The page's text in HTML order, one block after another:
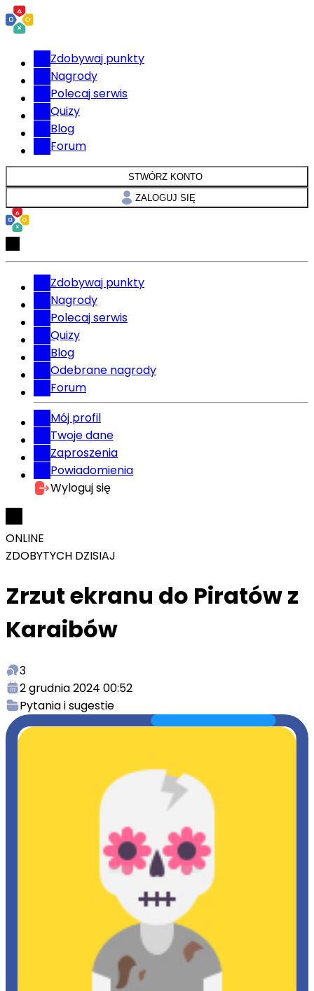
Zdobywaj punkty
Nagrody
Polecaj serwis
Quizy
Blog
Forum
STWÓRZ KONTO
ZALOGUJ SIĘ
Zdobywaj punkty
Nagrody
Polecaj serwis
Quizy
Blog
Odebrane nagrody
Forum
Mój profil
Twoje dane
Zaproszenia
Powiadomienia
Wyloguj się
ONLINE
ZDOBYTYCH DZISIAJ
Zrzut ekranu do Piratów z
Karaibów
3
2 grudnia 2024 00:52
Pytania i sugestie